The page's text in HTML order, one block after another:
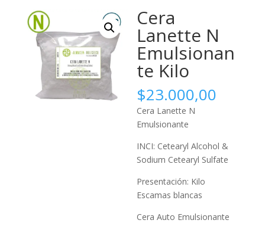
Cera
Lanette N
Emulsionan
te Kilo
$23.000,00
Cera Lanette N
Emulsionante
INCI: Cetearyl Alcohol &
Sodium Cetearyl Sulfate
Presentación: Kilo
Escamas blancas
Cera Auto Emulsionante